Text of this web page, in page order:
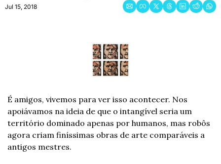
Jul 15, 2018
É amigos, vivemos para ver isso acontecer. Nos
apoiávamos na ideia de que o intangível seria um
território dominado apenas por humanos, mas robôs
agora criam finíssimas obras de arte comparáveis a
antigos mestres.